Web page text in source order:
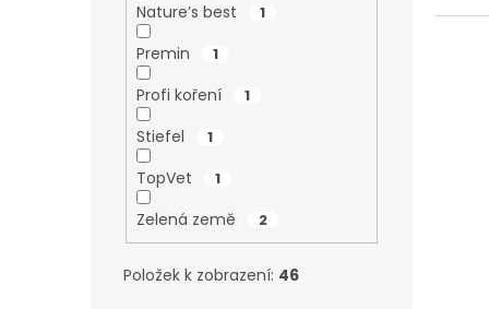
Nature’s best 1
Premin 1
Profi koření 1
Stiefel 1
TopVet 1
Zelená země 2
Položek k zobrazení: 46